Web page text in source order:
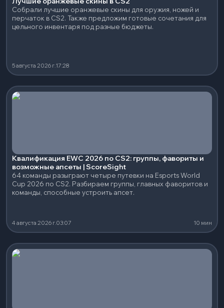
Собрали лучшие оранжевые скины для оружия, ножей и
перчаток в CS2. Также предложим готовые сочетания для
цельного инвентаря под разные бюджеты.
5 августа 2026 г.17:28
Квалификация EWC 2026 по CS2: группы, фавориты и
возможные апсеты | ScoreSight
64 команды разыграют четыре путевки на Esports World
Cup 2026 по CS2. Разбираем группы, главных фаворитов и
команды, способные устроить апсет.
4 августа 2026 г.03:07 10 мин